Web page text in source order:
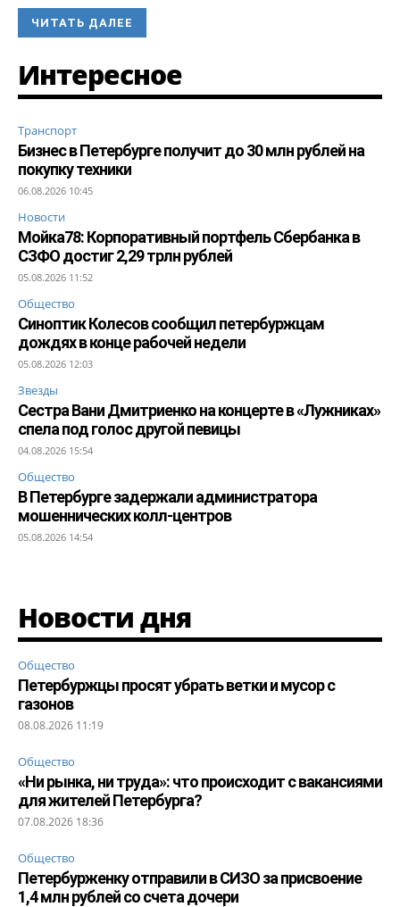
ЧИТАТЬ ДАЛЕЕ
Интересное
Транспорт
Бизнес в Петербурге получит до 30 млн рублей на
покупку техники
06.08.2026 10:45
Новости
Мойка78: Корпоративный портфель Сбербанка в
СЗФО достиг 2,29 трлн рублей
05.08.2026 11:52
Общество
Синоптик Колесов сообщил петербуржцам
дождях в конце рабочей недели
05.08.2026 12:03
Звезды
Сестра Вани Дмитриенко на концерте в «Лужниках»
спела под голос другой певицы
04.08.2026 15:54
Общество
В Петербурге задержали администратора
мошеннических колл-центров
05.08.2026 14:54
Новости дня
Общество
Петербуржцы просят убрать ветки и мусор с
газонов
08.08.2026 11:19
Общество
«Ни рынка, ни труда»: что происходит с вакансиями
для жителей Петербурга?
07.08.2026 18:36
Общество
Петербурженку отправили в СИЗО за присвоение
1,4 млн рублей со счета дочери